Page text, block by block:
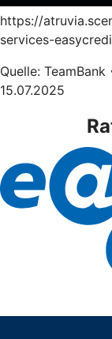
https://
services-
Quelle:
15.07.2025